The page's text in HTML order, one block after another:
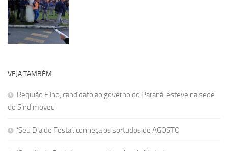
VEJA TAMBÉM
Requião Filho, candidato ao governo do Paraná, esteve na sede
do Sindimovec
‘Seu Dia de Festa’: conheça os sortudos de AGOSTO